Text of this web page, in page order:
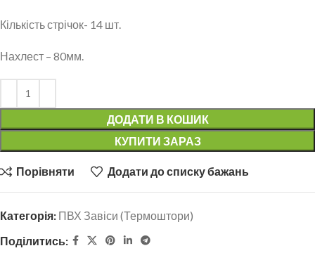
Кількість стрічок- 14 шт.
Нахлест – 80мм.
ДОДАТИ В КОШИК
КУПИТИ ЗАРАЗ
Порівняти Додати до списку бажань
Категорія: ПВХ Завіси (Термоштори)
Поділитись: